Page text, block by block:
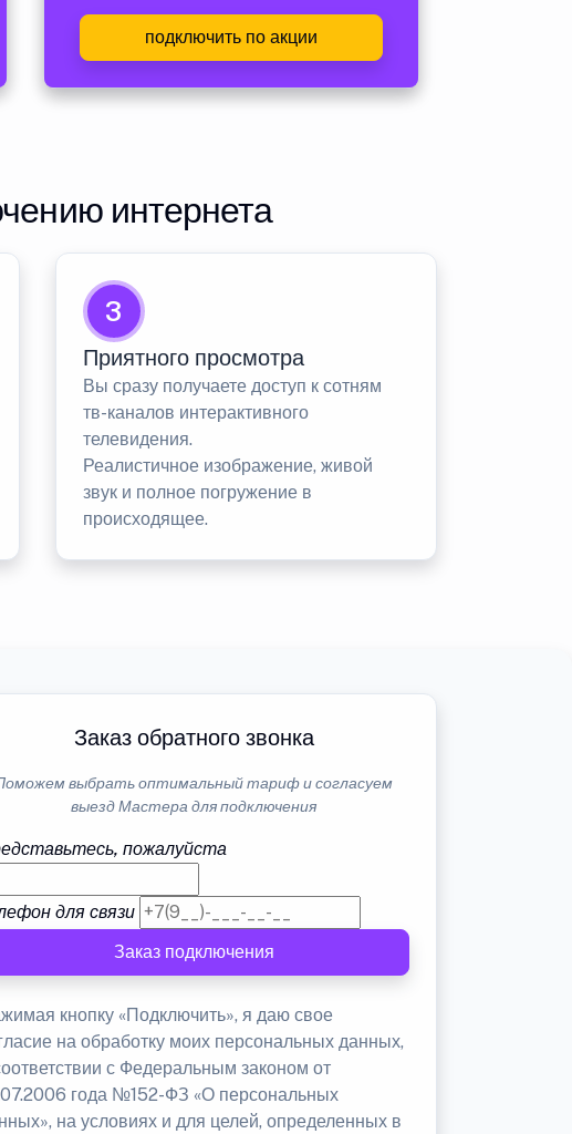
подключить по акции
интернета
3
Приятного просмотра
Вы сразу получаете доступ к сотням
тв-каналов интерактивного
телевидения.
Реалистичное изображение, живой
звук и полное погружение в
происходящее.
Заказ обратного звонка
выбрать оптимальный тариф и согласуем
выезд Мастера для подключения
пожалуйста
для связи
Заказ подключения
кнопку «Подключить», я даю свое
на обработку моих персональных данных,
с Федеральным законом от
года №152-ФЗ «О персональных
на условиях и для целей, определенных в